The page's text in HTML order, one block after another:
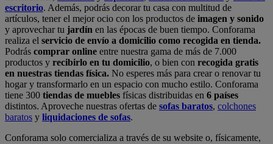
escritorio. Además, podrás decorar tu casa con multitud de
artículos, tener el mejor ocio con los productos de imagen y sonido
y aprovechar tu jardín en las épocas de buen tiempo. Conforama
realiza el servicio de envío a domicilio como recogida en tienda.
Podrás comprar online entre nuestra gama de más de 7.000
productos y recibirlo en tu domicilio, o bien con recogida gratis
en nuestras tiendas física. No esperes más para crear o renovar tu
hogar y transformarlo en un espacio con mucho estilo. Conforama
tiene 300 tiendas de muebles físicas distribuidas en 6 países
distintos. Aproveche nuestras ofertas de sofas baratos, colchones
baratos y liquidaciones de sofas.
Conforama solo comercializa a través de su website o, físicamente,